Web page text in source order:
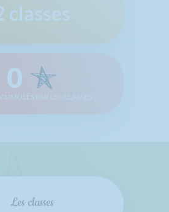
classes
0
PAR LES CLASSES
Les classes